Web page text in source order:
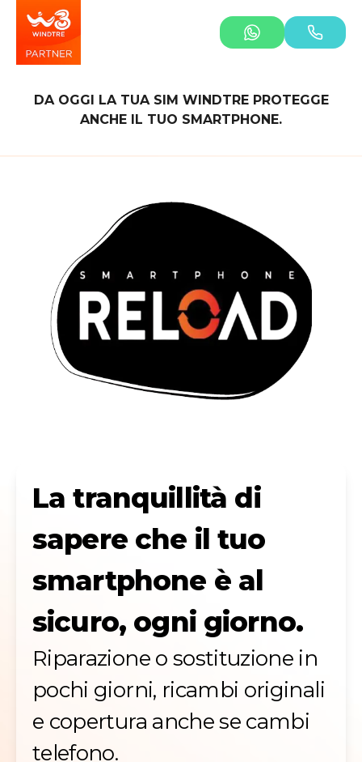
DA OGGI LA TUA SIM WINDTRE PROTEGGE
ANCHE IL TUO SMARTPHONE.
La tranquillità di
sapere che il tuo
smartphone è al
sicuro, ogni giorno.
Riparazione o sostituzione in
pochi giorni, ricambi originali
e copertura anche se cambi
telefono.